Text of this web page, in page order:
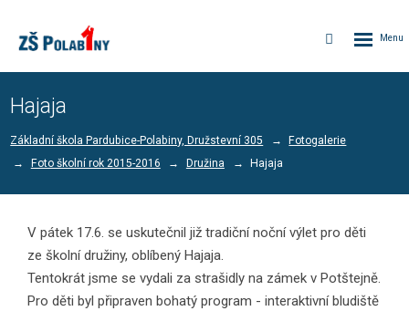
Vyhledávání
Hajaja
Základní škola Pardubice-Polabiny, Družstevní 305
Fotogalerie
Foto školní rok 2015-2016
Družina Hajaja
V pátek 17.6. se uskutečnil již tradiční noční výlet pro děti
ze školní družiny, oblíbený Hajaja.
Tentokrát jsme se vydali za strašidly na zámek v Potštejně.
Pro děti byl připraven bohatý program - interaktivní bludiště